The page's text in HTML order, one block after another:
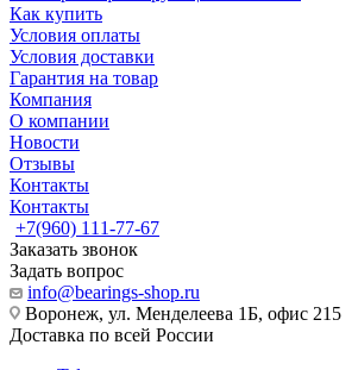
Как купить
Условия оплаты
Условия доставки
Гарантия на товар
Компания
О компании
Новости
Отзывы
Контакты
Контакты
+7(960) 111-77-67
Заказать звонок
Задать вопрос
info@bearings-shop.ru
Воронеж, ул. Менделеева 1Б, офис 215
Доставка по всей России